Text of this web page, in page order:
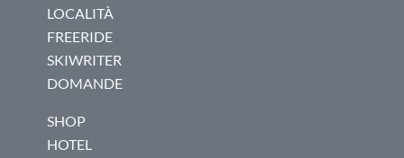
LOCALITÀ
FREERIDE
SKIWRITER
DOMANDE
SHOP
HOTEL